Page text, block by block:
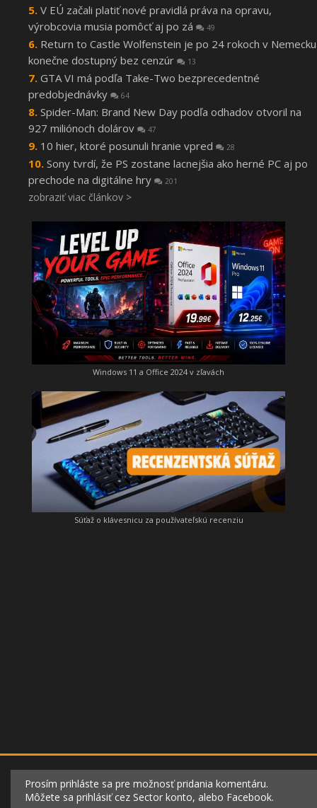
V EÚ začali platiť nové pravidlá práva na opravu,
výrobcovia musia pomôcť aj po zá
49
Return to Castle Wolfenstein je po 24 rokoch v Nemecku
konečne dostupný bez cenzúr
13
GTA VI má podľa Take-Two bezprecedentné
predobjednávky
64
Spider-Man: Brand New Day podľa odhadov otvoril na
927 miliónoch dolárov
47
10 hier, ktoré posunuli hranie vpred 28
Sony tvrdí, že PS zostane lacnejšia ako herné PC aj po
prechode na digitálne hry
201
zobraziť viac článkov >
Windows 11 a Office 2024 v zľavách
Súťaž o klávesnicu za používateľskú recenziu
Prosím prihláste sa pre možnosť pridania komentáru.
Môžete sa prihlásiť cez Sector konto, alebo Facebook.